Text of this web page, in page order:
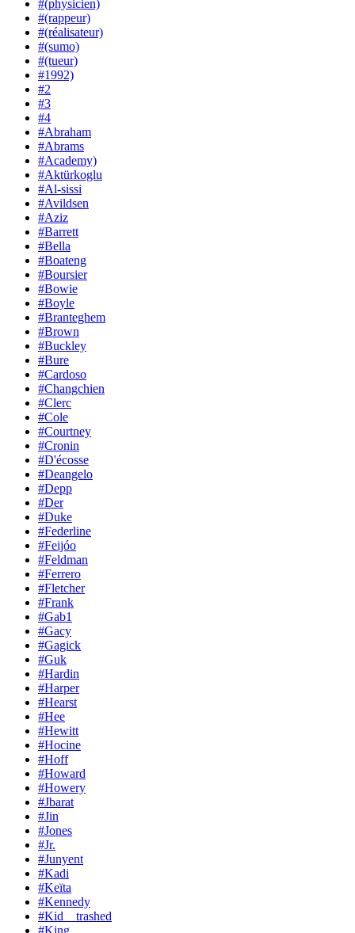
#(physicien)
#(rappeur)
#(réalisateur)
#(sumo)
#(tueur)
#1992)
#2
#3
#4
#Abraham
#Abrams
#Academy)
#Aktürkoglu
#Al-sissi
#Avildsen
#Aziz
#Barrett
#Bella
#Boateng
#Boursier
#Bowie
#Boyle
#Branteghem
#Brown
#Buckley
#Bure
#Cardoso
#Changchien
#Clerc
#Cole
#Courtney
#Cronin
#D'écosse
#Deangelo
#Depp
#Der
#Duke
#Federline
#Feijóo
#Feldman
#Ferrero
#Fletcher
#Frank
#Gab1
#Gacy
#Gagick
#Guk
#Hardin
#Harper
#Hearst
#Hee
#Hewitt
#Hocine
#Hoff
#Howard
#Howery
#Jbarat
#Jin
#Jones
#Jr.
#Junyent
#Kadi
#Keïta
#Kennedy
#Kid__trashed
#King